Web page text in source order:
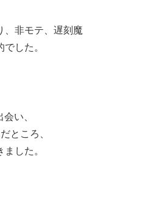
、非モテ、遅刻魔
した。
い、
ところ、
した。